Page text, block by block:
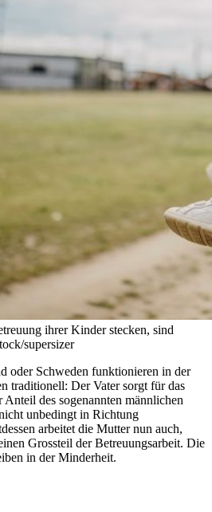
ihrer Kinder stecken, sind
supersizer
oder Schweden funktionieren in der
traditionell: Der Vater sorgt für das
des sogenannten männlichen
unbedingt in Richtung
arbeitet die Mutter nun auch,
Grossteil der Betreuungsarbeit. Die
in der Minderheit.